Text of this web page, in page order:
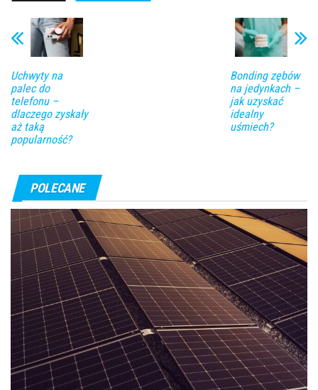
Uchwyty na
palec do
telefonu –
dlaczego zyskały
aż taką
popularność?
Bonding zębów
na jedynkach –
jak uzyskać
idealny
uśmiech?
POLECANE